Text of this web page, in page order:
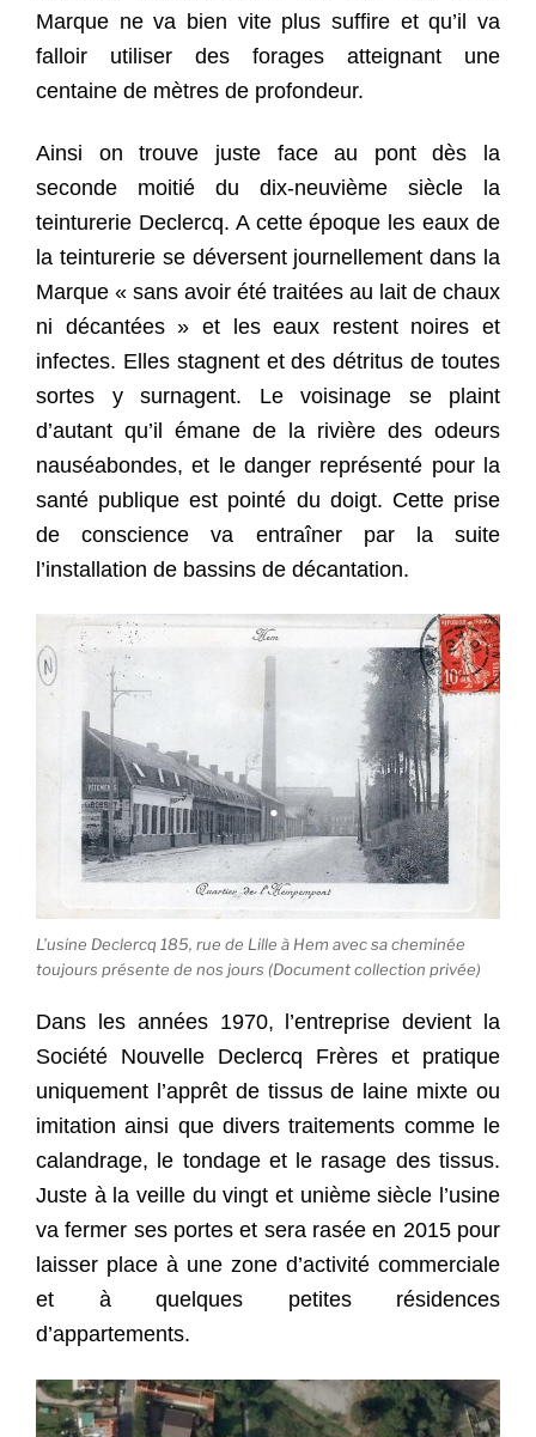
Marque ne va bien vite plus suffire et qu’il va
falloir utiliser des forages atteignant une
centaine de mètres de profondeur.
Ainsi on trouve juste face au pont dès la
seconde moitié du dix-neuvième siècle la
teinturerie Declercq. A cette époque les eaux de
la teinturerie se déversent journellement dans la
Marque « sans avoir été traitées au lait de chaux
ni décantées » et les eaux restent noires et
infectes. Elles stagnent et des détritus de toutes
sortes y surnagent. Le voisinage se plaint
d’autant qu’il émane de la rivière des odeurs
nauséabondes, et le danger représenté pour la
santé publique est pointé du doigt. Cette prise
de conscience va entraîner par la suite
l’installation de bassins de décantation.
L’usine Declercq 185, rue de Lille à Hem avec sa cheminée
toujours présente de nos jours (Document collection privée)
Dans les années 1970, l’entreprise devient la
Société Nouvelle Declercq Frères et pratique
uniquement l’apprêt de tissus de laine mixte ou
imitation ainsi que divers traitements comme le
calandrage, le tondage et le rasage des tissus.
Juste à la veille du vingt et unième siècle l’usine
va fermer ses portes et sera rasée en 2015 pour
laisser place à une zone d’activité commerciale
et à quelques petites résidences
d’appartements.